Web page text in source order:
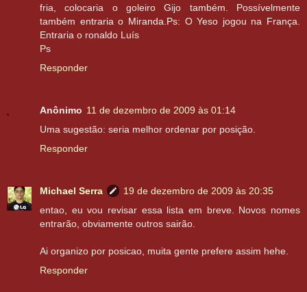
fria, colocaria o goleiro Gijo também. Possívelmente
também entraria o Miranda.Ps: O Yeso jogou na França.
Entraria o ronaldo Luís
Ps
Responder
Anônimo 11 de dezembro de 2009 às 01:14
Uma sugestão: seria melhor ordenar por posição.
Responder
Michael Serra
19 de dezembro de 2009 às 20:35
entao, eu vou revisar essa lista em breve. Novos nomes
entrarão, obviamente outros sairão.
Ai organizo por posicao, muita gente prefere assim hehe.
Responder